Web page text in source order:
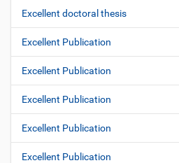
Excellent doctoral thesis
Excellent Publication
Excellent Publication
Excellent Publication
Excellent Publication
Excellent Publication